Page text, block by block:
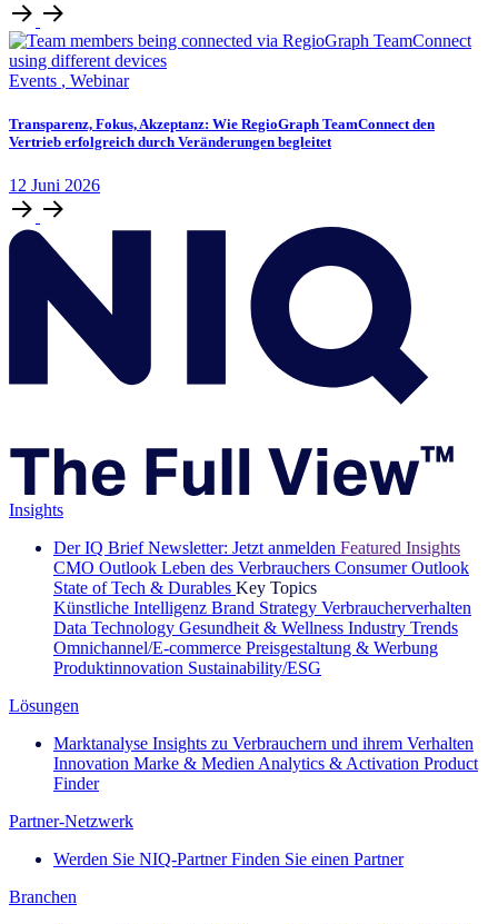
Events , Webinar
Transparenz, Fokus, Akzeptanz: Wie RegioGraph TeamConnect den
Vertrieb erfolgreich durch Veränderungen begleitet
12 Juni 2026
Insights
Der IQ Brief Newsletter: Jetzt anmelden Featured Insights
CMO Outlook Leben des Verbrauchers Consumer Outlook
State of Tech & Durables Key Topics
Künstliche Intelligenz Brand Strategy Verbraucherverhalten
Data Technology Gesundheit & Wellness Industry Trends
Omnichannel/E-commerce Preisgestaltung & Werbung
Produktinnovation Sustainability/ESG
Lösungen
Marktanalyse Insights zu Verbrauchern und ihrem Verhalten
Innovation Marke & Medien Analytics & Activation Product
Finder
Partner-Netzwerk
Werden Sie NIQ-Partner Finden Sie einen Partner
Branchen